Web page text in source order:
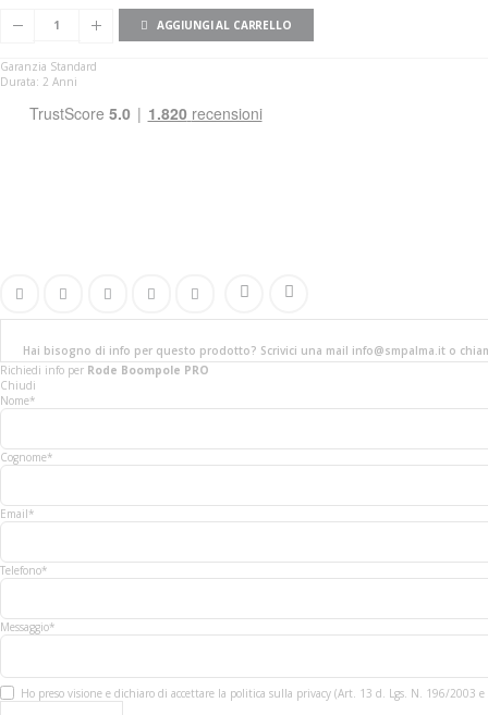
AGGIUNGI AL CARRELLO
Garanzia Standard
Durata: 2 Anni
Hai bisogno di info per questo prodotto? Scrivici una mail info@smpalma.it o
Richiedi info per Rode Boompole PRO
Chiudi
Nome*
Cognome*
Email*
Telefono*
Messaggio*
Ho preso visione e dichiaro di accettare la politica sulla privacy (Art. 13 d. Lgs. N. 196/2003